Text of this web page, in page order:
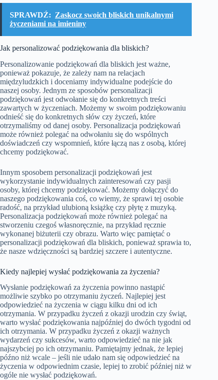
SPRAWDŹ: Zaskocz swoich bliskich unikalnymi
życzeniami na imieniny
Jak personalizować podziękowania dla bliskich?
Personalizowanie podziękowań dla bliskich jest ważne,
ponieważ pokazuje, że zależy nam na relacjach
międzyludzkich i doceniamy indywidualne podejście do
naszej osoby. Jednym ze sposobów personalizacji
podziękowań jest odwołanie się do konkretnych treści
zawartych w życzeniach. Możemy w swoim podziękowaniu
odnieść się do konkretnych słów czy życzeń, które
otrzymaliśmy od danej osoby. Personalizacja podziękowań
może również polegać na odwołaniu się do wspólnych
doświadczeń czy wspomnień, które łączą nas z osobą, której
chcemy podziękować.
Innym sposobem personalizacji podziękowań jest
wykorzystanie indywidualnych zainteresowań czy pasji
osoby, której chcemy podziękować. Możemy dołączyć do
naszego podziękowania coś, co wiemy, że sprawi tej osobie
radość, na przykład ulubioną książkę czy płytę z muzyką.
Personalizacja podziękowań może również polegać na
stworzeniu czegoś własnoręcznie, na przykład ręcznie
wykonanej biżuterii czy obrazu. Warto więc pamiętać o
personalizacji podziękowań dla bliskich, ponieważ sprawia to,
że nasze wdzięczności są bardziej szczere i autentyczne.
Kiedy najlepiej wysłać podziękowania za życzenia?
Wysłanie podziękowań za życzenia powinno nastąpić
możliwie szybko po otrzymaniu życzeń. Najlepiej jest
odpowiedzieć na życzenia w ciągu kilku dni od ich
otrzymania. W przypadku życzeń z okazji urodzin czy świąt,
warto wysłać podziękowania najpóźniej do dwóch tygodni od
ich otrzymania. W przypadku życzeń z okazji ważnych
wydarzeń czy sukcesów, warto odpowiedzieć na nie jak
najszybciej po ich otrzymaniu. Pamiętajmy jednak, że lepiej
późno niż wcale – jeśli nie udało nam się odpowiedzieć na
życzenia w odpowiednim czasie, lepiej to zrobić później niż w
ogóle nie wysłać podziękowań.